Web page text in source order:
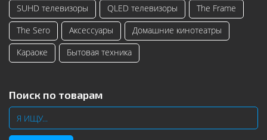
SUHD телевизоры
QLED телевизоры
The Frame
The Sero
Аксессуары
Домашние кинотеатры
Караоке
Бытовая техника
Поиск по товарам